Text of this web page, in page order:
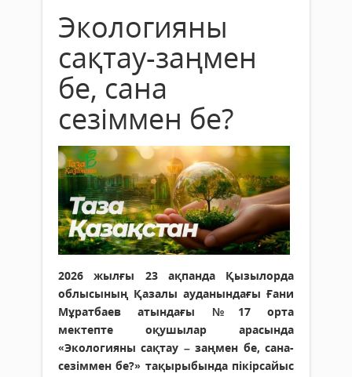
Экологияны
сақтау-заңмен
бе, сана
сезіммен бе?
2026 жылғы 23 ақпанда Қызылорда
облысының Қазалы ауданындағы Ғани
Мұратбаев атындағы №17 орта
мектепте оқушылар арасында
«Экологияны сақтау – заңмен бе, сана-
сезіммен бе?» тақырыбында пікірсайыс